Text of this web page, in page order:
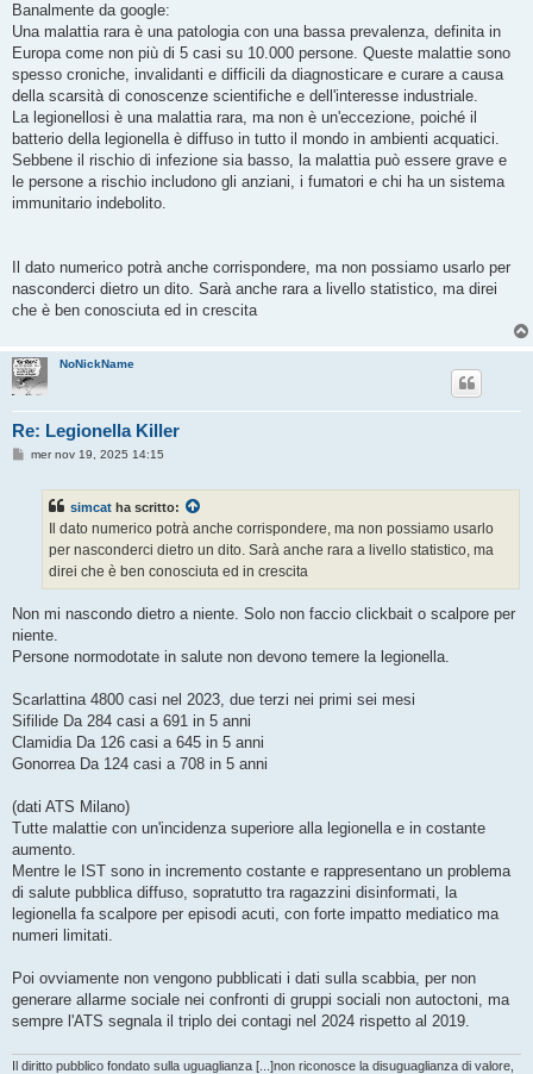
Banalmente da google:
Una malattia rara è una patologia con una bassa prevalenza, definita in
Europa come non più di 5 casi su 10.000 persone. Queste malattie sono
spesso croniche, invalidanti e difficili da diagnosticare e curare a causa
della scarsità di conoscenze scientifiche e dell'interesse industriale.
La legionellosi è una malattia rara, ma non è un'eccezione, poiché il
batterio della legionella è diffuso in tutto il mondo in ambienti acquatici.
Sebbene il rischio di infezione sia basso, la malattia può essere grave e
le persone a rischio includono gli anziani, i fumatori e chi ha un sistema
immunitario indebolito.
Il dato numerico potrà anche corrispondere, ma non possiamo usarlo per
nasconderci dietro un dito. Sarà anche rara a livello statistico, ma direi
che è ben conosciuta ed in crescita
NoNickName
Re: Legionella Killer
Mmer nov 19, 2025 14:15
simcat ha scritto:
Il dato numerico potrà anche corrispondere, ma non possiamo usarlo
per nasconderci dietro un dito. Sarà anche rara a livello statistico, ma
direi che è ben conosciuta ed in crescita
Non mi nascondo dietro a niente. Solo non faccio clickbait o scalpore per
niente.
Persone normodotate in salute non devono temere la legionella.
Scarlattina 4800 casi nel 2023, due terzi nei primi sei mesi
Sifilide Da 284 casi a 691 in 5 anni
Clamidia Da 126 casi a 645 in 5 anni
Gonorrea Da 124 casi a 708 in 5 anni
(dati ATS Milano)
Tutte malattie con un'incidenza superiore alla legionella e in costante
aumento.
Mentre le IST sono in incremento costante e rappresentano un problema
di salute pubblica diffuso, sopratutto tra ragazzini disinformati, la
legionella fa scalpore per episodi acuti, con forte impatto mediatico ma
numeri limitati.
Poi ovviamente non vengono pubblicati i dati sulla scabbia, per non
generare allarme sociale nei confronti di gruppi sociali non autoctoni, ma
sempre l'ATS segnala il triplo dei contagi nel 2024 rispetto al 2019.
Il diritto pubblico fondato sulla uguaglianza [...]non riconosce la disuguaglianza di valore,